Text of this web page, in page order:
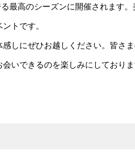
最高のシーズンに開催されます
トです。
しにぜひお越しください。皆さ
いできるのを楽しみにしておりま